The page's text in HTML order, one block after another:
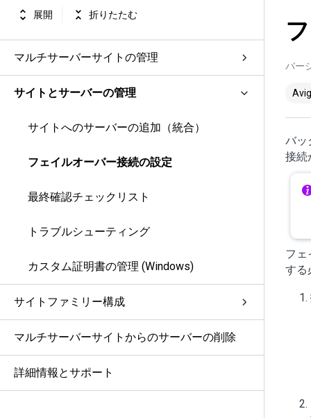
展開 折りたたむ
マルチサーバーサイトの管理
サイトとサーバーの管理
サイトへのサーバーの追加（統合）
フェイルオーバー接続の設定
最終確認チェックリスト
トラブルシューティング
カスタム証明書の管理 (Windows)
サイトファミリー構成
マルチサーバーサイトからのサーバーの削除
詳細情報とサポート
バー
バッ
接続
フェ
する